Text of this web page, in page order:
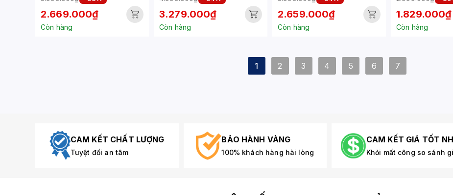
INCH/IPS/FHD/5MS/120HZ)
2.669.000₫
Còn hàng
1MS)(LS27DG302EEXXV)
3.279.000₫
Còn hàng
2.659.000₫
Còn hàng
1.829.000₫
Còn hàng
1 2 3 4 5 6 7
CAM KẾT CHẤT LƯỢNG
Tuyệt đối an tâm
BẢO HÀNH VÀNG
100% khách hàng hài lòng
CAM KẾT GIÁ TỐT
Khỏi mất công so sánh